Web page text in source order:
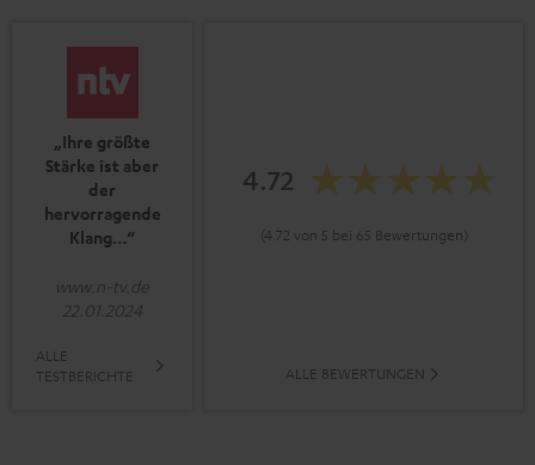
„Ihre größte
Stärke ist aber
der
hervorragende
Klang…“
www.n-tv.de
22.01.2024
ALLE
TESTBERICHTE
4.72
(4.72 von 5 bei 65 Bewertungen)
ALLE BEWERTUNGEN